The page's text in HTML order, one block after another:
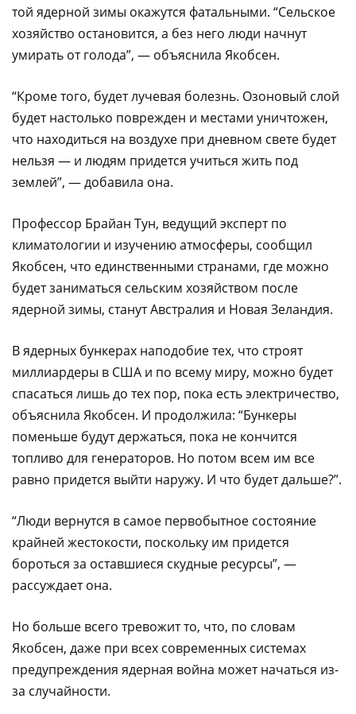
той ядерной зимы окажутся фатальными. “Сельское
хозяйство остановится, а без него люди начнут
умирать от голода”, — объяснила Якобсен.
“Кроме того, будет лучевая болезнь. Озоновый слой
будет настолько поврежден и местами уничтожен,
что находиться на воздухе при дневном свете будет
нельзя — и людям придется учиться жить под
землей”, — добавила она.
Профессор Брайан Тун, ведущий эксперт по
климатологии и изучению атмосферы, сообщил
Якобсен, что единственными странами, где можно
будет заниматься сельским хозяйством после
ядерной зимы, станут Австралия и Новая Зеландия.
В ядерных бункерах наподобие тех, что строят
миллиардеры в США и по всему миру, можно будет
спасаться лишь до тех пор, пока есть электричество,
объяснила Якобсен. И продолжила: “Бункеры
поменьше будут держаться, пока не кончится
топливо для генераторов. Но потом всем им все
равно придется выйти наружу. И что будет дальше?”.
“Люди вернутся в самое первобытное состояние
крайней жестокости, поскольку им придется
бороться за оставшиеся скудные ресурсы”, —
рассуждает она.
Но больше всего тревожит то, что, по словам
Якобсен, даже при всех современных системах
предупреждения ядерная война может начаться из-
за случайности.